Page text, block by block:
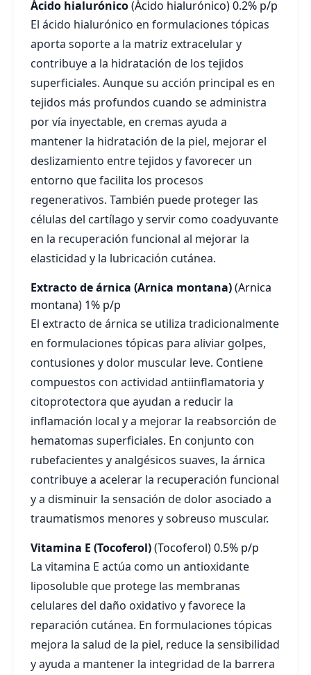
Ácido hialurónico(Ácido hialurónico)0.2% p/p
El ácido hialurónico en formulaciones tópicas
aporta soporte a la matriz extracelular y
contribuye a la hidratación de los tejidos
superficiales. Aunque su acción principal es en
tejidos más profundos cuando se administra
por vía inyectable, en cremas ayuda a
mantener la hidratación de la piel, mejorar el
deslizamiento entre tejidos y favorecer un
entorno que facilita los procesos
regenerativos. También puede proteger las
células del cartílago y servir como coadyuvante
en la recuperación funcional al mejorar la
elasticidad y la lubricación cutánea.
Extracto de árnica (Arnica montana)(Arnica
montana) 1% p/p
El extracto de árnica se utiliza tradicionalmente
en formulaciones tópicas para aliviar golpes,
contusiones y dolor muscular leve. Contiene
compuestos con actividad antiinflamatoria y
citoprotectora que ayudan a reducir la
inflamación local y a mejorar la reabsorción de
hematomas superficiales. En conjunto con
rubefacientes y analgésicos suaves, la árnica
contribuye a acelerar la recuperación funcional
y a disminuir la sensación de dolor asociado a
traumatismos menores y sobreuso muscular.
Vitamina E (Tocoferol)(Tocoferol)0.5% p/p
La vitamina E actúa como un antioxidante
liposoluble que protege las membranas
celulares del daño oxidativo y favorece la
reparación cutánea. En formulaciones tópicas
mejora la salud de la piel, reduce la sensibilidad
y ayuda a mantener la integridad de la barrera